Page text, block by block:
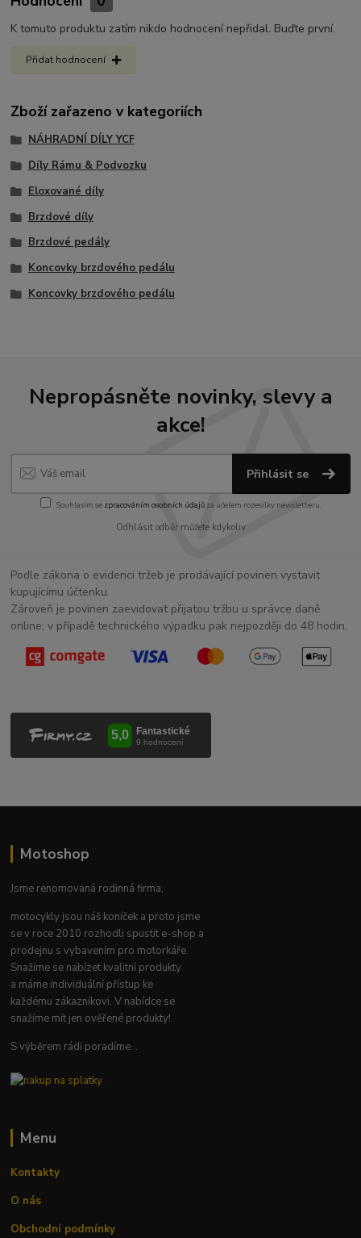
K tomuto produktu zatím nikdo hodnocení nepřidal. Buďte první.
Přidat hodnocení
Zboží zařazeno v kategoriích
NÁHRADNÍ DÍLY YCF
Díly Rámu & Podvozku
Eloxované díly
Brzdové díly
Brzdové pedály
Koncovky brzdového pedálu
Koncovky brzdového pedálu
Nepropásněte novinky, slevy a
akce!
Přihlásit se
Souhlasím se zpracováním osobních údajůza účelem rozesílky newsletteru.
Odhlásit odběr můžete kdykoliv
Podle zákona o evidenci tržeb je prodávající povinen vystavit
kupujícímu účtenku.
Zároveň je povinen zaevidovat přijatou tržbu u správce daně
online; v případě technického výpadku pak nejpozději do 48 hodin.
Motoshop
Jsme renomovaná rodinná firma,
motocykly jsou náš koníček a proto jsme
se v roce 2010 rozhodli spustit e-shop a
prodejnu s vybavením pro motorkáře.
Snažíme se nabízet kvalitní produkty
a máme individuální přístup ke
každému zákazníkovi. V nabídce se
snažíme mít jen ověřené produkty!
S výběrem rádi poradíme...
Menu
Kontakty
O nás
Obchodní podmínky